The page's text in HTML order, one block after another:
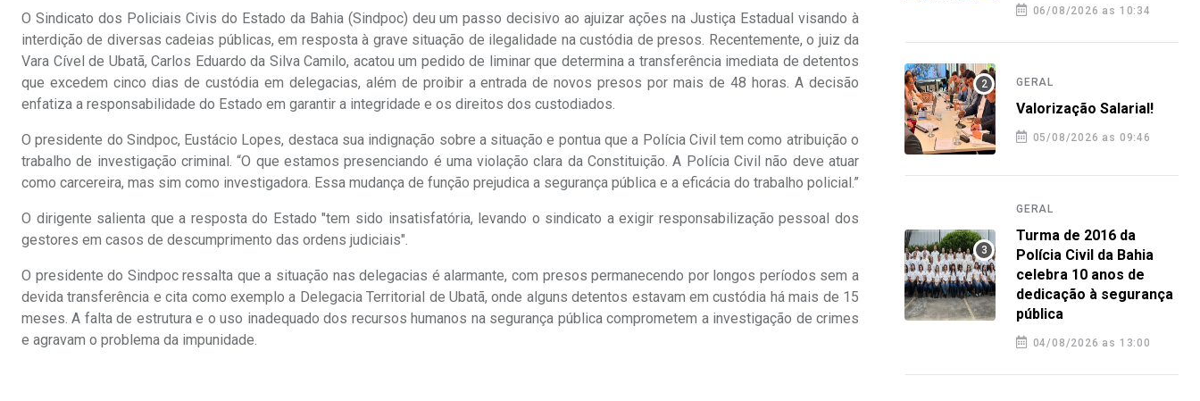
O Sindicato dos Policiais Civis do Estado da Bahia (Sindpoc) deu um passo decisivo ao ajuizar ações na Justiça Estadual visando à
interdição de diversas cadeias públicas, em resposta à grave situação de ilegalidade na custódia de presos. Recentemente, o juiz da
Vara Cível de Ubatã, Carlos Eduardo da Silva Camilo, acatou um pedido de liminar que determina a transferência imediata de detentos
que excedem cinco dias de custódia em delegacias, além de proibir a entrada de novos presos por mais de 48 horas. A decisão
enfatiza a responsabilidade do Estado em garantir a integridade e os direitos dos custodiados.
O presidente do Sindpoc, Eustácio Lopes, destaca sua indignação sobre a situação e pontua que a Polícia Civil tem como atribuição o
trabalho de investigação criminal. “O que estamos presenciando é uma violação clara da Constituição. A Polícia Civil não deve atuar
como carcereira, mas sim como investigadora. Essa mudança de função prejudica a segurança pública e a eficácia do trabalho policial.”
O dirigente salienta que a resposta do Estado "tem sido insatisfatória, levando o sindicato a exigir responsabilização pessoal dos
gestores em casos de descumprimento das ordens judiciais".
O presidente do Sindpoc ressalta que a situação nas delegacias é alarmante, com presos permanecendo por longos períodos sem a
devida transferência e cita como exemplo a Delegacia Territorial de Ubatã, onde alguns detentos estavam em custódia há mais de 15
meses. A falta de estrutura e o uso inadequado dos recursos humanos na segurança pública comprometem a investigação de crimes
e agravam o problema da impunidade.
06/08/2026 as 10:34
GERAL
Valorização Salarial!
05/08/2026 as 09:46
GERAL
Turma de 2016 da
Polícia Civil da Bahia
celebra 10 anos de
dedicação à segurança
pública
04/08/2026 as 13:00